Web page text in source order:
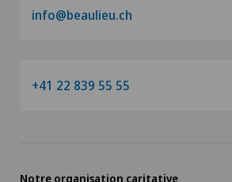
info@beaulieu.ch
+41 22 839 55 55
Notre organisation caritative